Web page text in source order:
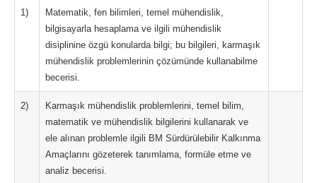
1)
Matematik, fen bilimleri, temel mühendislik,
bilgisayarla hesaplama ve ilgili mühendislik
disiplinine özgü konularda bilgi; bu bilgileri, karmaşık
mühendislik problemlerinin çözümünde kullanabilme
becerisi.
2)
Karmaşık mühendislik problemlerini, temel bilim,
matematik ve mühendislik bilgilerini kullanarak ve
ele alınan problemle ilgili BM Sürdürülebilir Kalkınma
Amaçlarını gözeterek tanımlama, formüle etme ve
analiz becerisi.